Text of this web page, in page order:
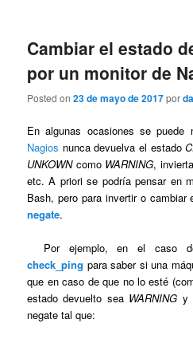
Cambiar el estado
por un monitor de
Posted on23 de mayo de 2017por
En algunas ocasiones se puede
Nagios nunca devuelva el estado
UNKOWNcomo WARNING,
etc. A priori se podría pensar en
Bash, pero para invertir o
negate.
Por ejemplo, en el caso
check_ping para saber si una
que en caso de que no lo esté
estado devuelto sea WARNING y
negate tal que: